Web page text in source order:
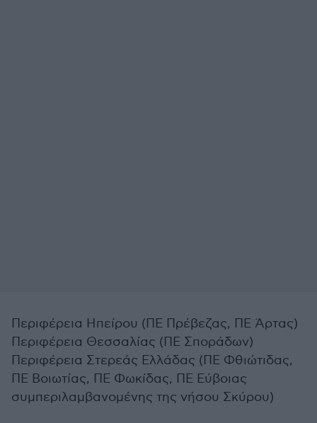
Περιφέρεια Ηπείρου (ΠΕ Πρέβεζας, ΠΕ Άρτας)
Περιφέρεια Θεσσαλίας (ΠΕ Σποράδων)
Περιφέρεια Στερεάς Ελλάδας (ΠΕ Φθιώτιδας,
ΠΕ Βοιωτίας, ΠΕ Φωκίδας, ΠΕ Εύβοιας
συμπεριλαμβανομένης της νήσου Σκύρου)